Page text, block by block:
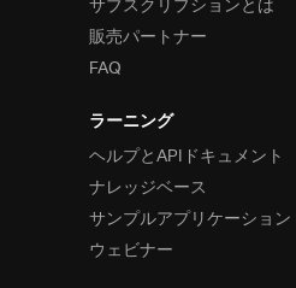
販売パートナー
FAQ
ラーニング
ヘルプとAPIドキュメント
ナレッジベース
サンプルアプリケーション
ウェビナー